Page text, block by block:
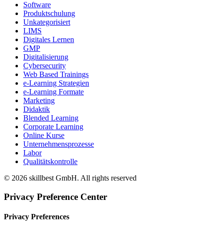
Software
Produktschulung
Unkategorisiert
LIMS
Digitales Lernen
GMP
Digitalisierung
Cybersecurity
Web Based Trainings
e-Learning Strategien
e-Learning Formate
Marketing
Didaktik
Blended Learning
Corporate Learning
Online Kurse
Unternehmensprozesse
Labor
Qualitätskontrolle
© 2026 skillbest GmbH. All rights reserved
Privacy Preference Center
Privacy Preferences